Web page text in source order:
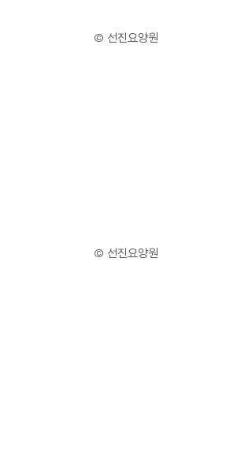
© 선진요양원
© 선진요양원